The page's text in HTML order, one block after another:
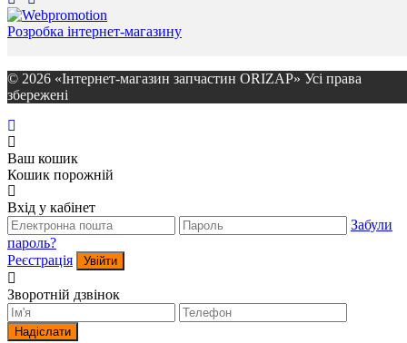
Розробка інтернет-магазину
© 2026 «Інтернет-магазин запчастин ORIZAP» Усі права
збережені
Ваш кошик
Кошик порожній
Вхід у кабінет
Забули
пароль?
Реєстрація
Увійти
Зворотній дзвінок
Надіслати